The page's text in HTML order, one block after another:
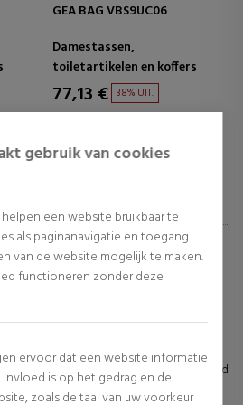
gebruik van cookies
een website bruikbaar te
als paginanavigatie en toegang
van de website mogelijk te maken.
functioneren zonder deze
ervoor dat een website informatie
is op het gedrag en de
zoals de taal van uw voorkeur
ENNIS BANDBAGS VBS9UA13
Damestassen,
toiletartikelen en koffers
64,78 € 38% UIT.
ZERO RE BAG
Pattina flap bag you will have a stylish
to two different shoulder straps, you
best today, depending on your outfit.
combines everything you could
center of attention on the streets with